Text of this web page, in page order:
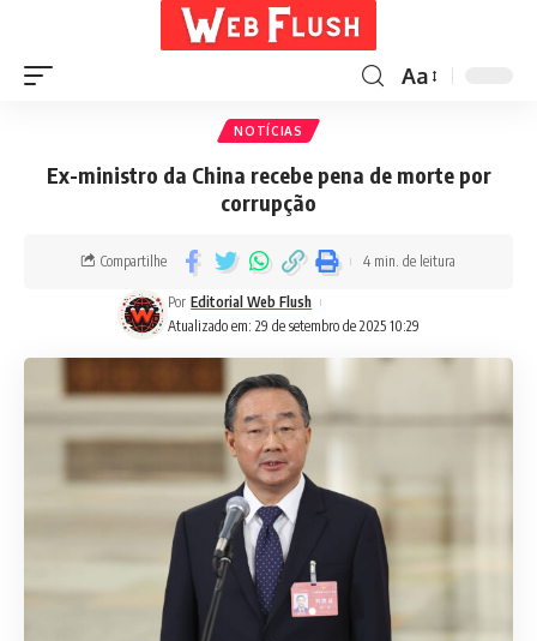
Aa
NOTÍCIAS
Ex-ministro da China recebe pena de morte por
corrupção
Atualizado em: 29 de setembro de 2025 10:29
Por Editorial Web Flush
Compartilhe 4 min. de leitura